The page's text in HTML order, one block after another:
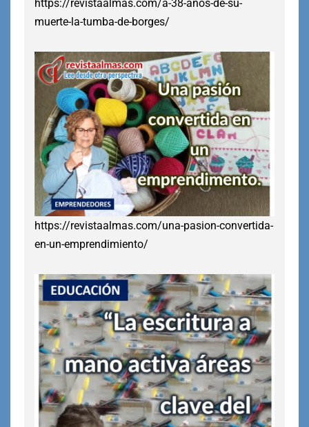
https://revistaalmas.com/a-38-anos-de-su-
muerte-la-tumba-de-borges/
https://revistaalmas.com/una-pasion-convertida-
en-un-emprendimiento/